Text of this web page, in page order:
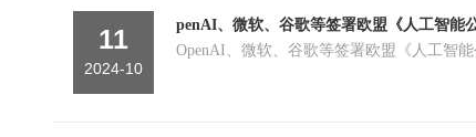
11
2024-10
penAI、微软、谷歌等签署欧盟《人工智能
OpenAI、微软、谷歌等签署欧盟《人工智